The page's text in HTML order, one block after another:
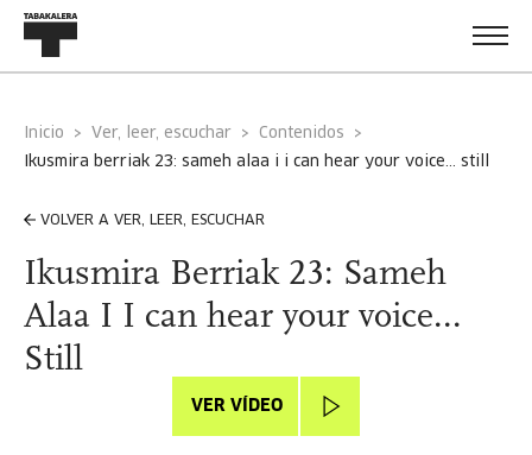
Inicio Ver, leer, escuchar
Contenidos
ikusmira berriak 23: sameh alaa i i can hear your voice... still
VOLVER A VER, LEER, ESCUCHAR
Ikusmira Berriak 23: Sameh
Alaa I I can hear your voice...
Still
VER VÍDEO